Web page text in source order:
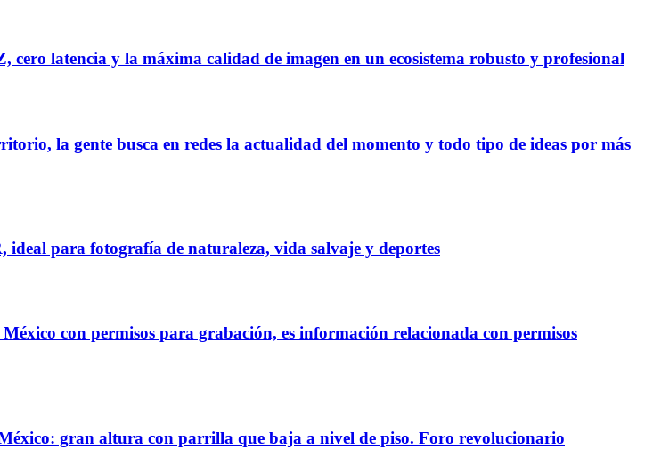
latencia y la máxima calidad de imagen en un ecosistema robusto y profesional
la gente busca en redes la actualidad del momento y todo tipo de ideas por más
para fotografía de naturaleza, vida salvaje y deportes
con permisos para grabación, es información relacionada con permisos
gran altura con parrilla que baja a nivel de piso. Foro revolucionario